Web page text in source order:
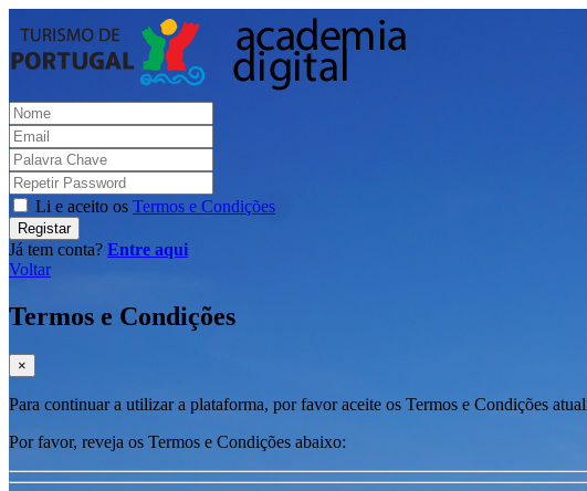
Li e aceito os Termos e Condições
Registar
Já tem conta? Entre aqui
Voltar
Termos e Condições
×
Para continuar a utilizar a plataforma, por favor aceite os Termos e Condições
Por favor, reveja os Termos e Condições abaixo: